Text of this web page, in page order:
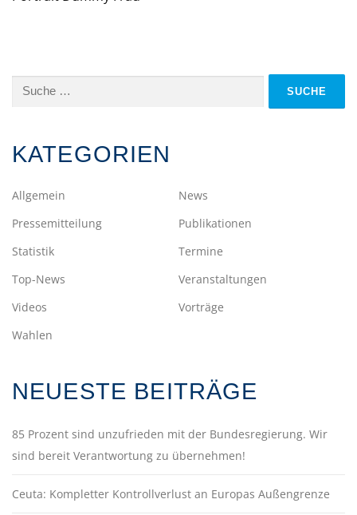
Suche
KATEGORIEN
Allgemein
News
Pressemitteilung
Publikationen
Statistik
Termine
Top-News
Veranstaltungen
Videos
Vorträge
Wahlen
NEUESTE BEITRÄGE
85 Prozent sind unzufrieden mit der Bundesregierung. Wir
sind bereit Verantwortung zu übernehmen!
Ceuta: Kompletter Kontrollverlust an Europas Außengrenze